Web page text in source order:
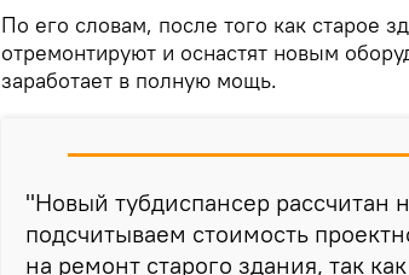
По его словам, после того как старое
отремонтируют и оснастят новым
заработает в полную мощь.
"Новый тубдиспансер рассчитан
подсчитываем стоимость
на ремонт старого здания, так